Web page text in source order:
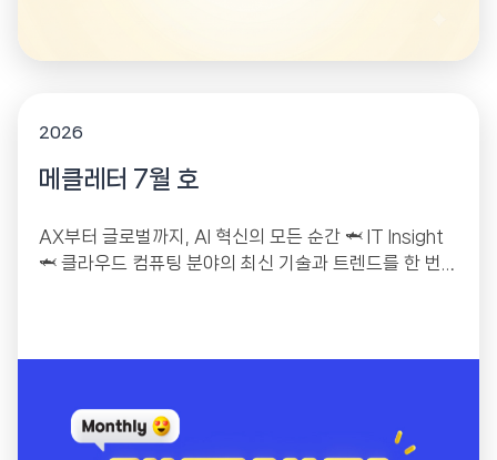
2026
메클레터 7월 호
AX부터 글로벌까지, AI 혁신의 모든 순간 🦈 IT Insight
🦈 클라우드 컴퓨팅 분야의 최신 기술과 트렌드를 한 번